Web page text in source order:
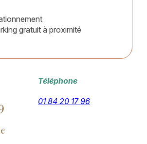
gratuit à proximité
Téléphone
01 84 20 17 96